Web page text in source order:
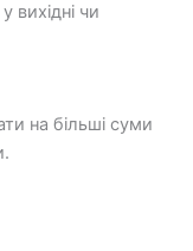
вихідні чи
на більші суми